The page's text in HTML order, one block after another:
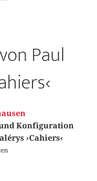
Paul
Konfiguration
›Cahiers‹